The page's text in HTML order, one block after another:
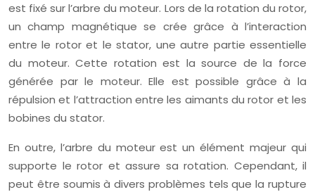
est fixé sur l’arbre du moteur. Lors de la rotation du rotor,
un champ magnétique se crée grâce à l’interaction
entre le rotor et le stator, une autre partie essentielle
du moteur. Cette rotation est la source de la force
générée par le moteur. Elle est possible grâce à la
répulsion et l’attraction entre les aimants du rotor et les
bobines du stator.
En outre, l’arbre du moteur est un élément majeur qui
supporte le rotor et assure sa rotation. Cependant, il
peut être soumis à divers problèmes tels que la rupture